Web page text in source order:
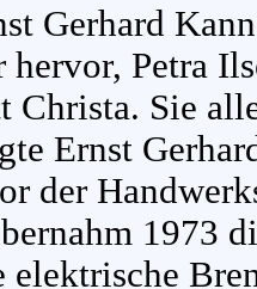
Gerhard
Petra
Christa. Sie
Ernst
der
1973
elektrische